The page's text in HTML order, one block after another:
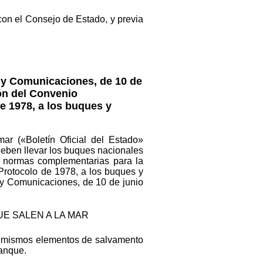
el Consejo de Estado, y previa
Comunicaciones, de 10 de
del Convenio
1978, a los buques y
(«Boletín Oficial del Estado»
llevar los buques nacionales
complementarias para la
de 1978, a los buques y
Comunicaciones, de 10 de junio
SALEN A LA MAR
elementos de salvamento